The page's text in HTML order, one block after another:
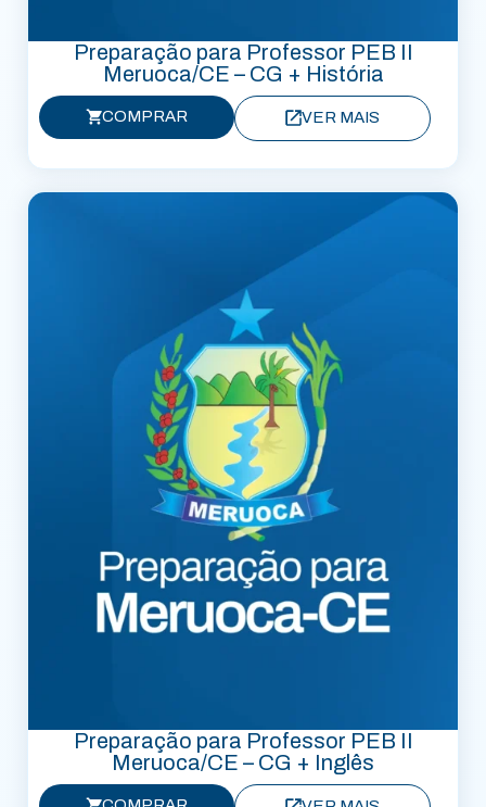
Preparação para Professor PEB II
Meruoca/CE – CG + História
COMPRAR VER MAIS
Preparação para Professor PEB II
Meruoca/CE – CG + Inglês